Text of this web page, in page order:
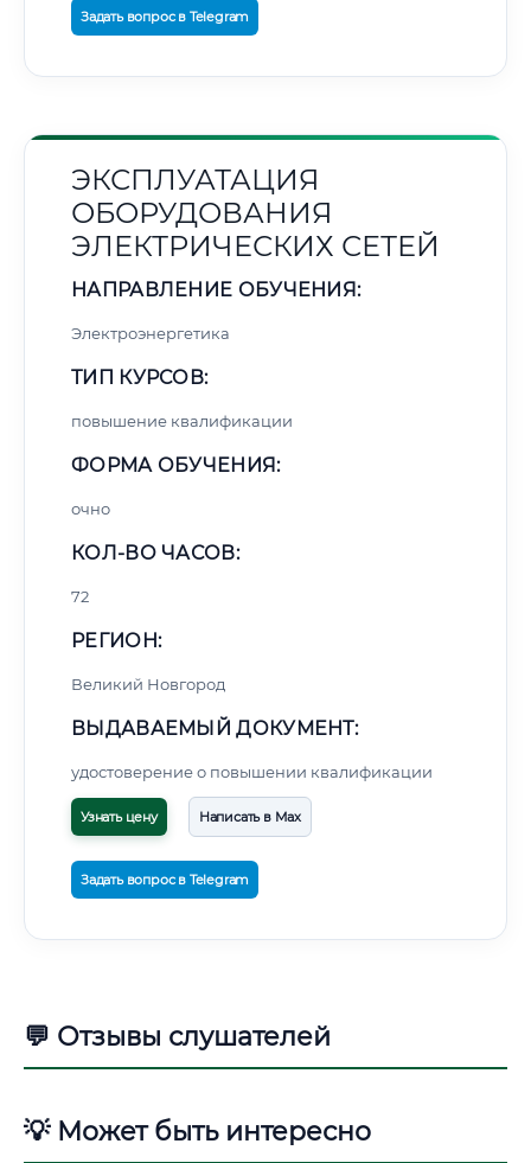
Задать вопрос в Telegram
ЭКСПЛУАТАЦИЯ
ОБОРУДОВАНИЯ
ЭЛЕКТРИЧЕСКИХ СЕТЕЙ
НАПРАВЛЕНИЕ ОБУЧЕНИЯ:
Электроэнергетика
ТИП КУРСОВ:
повышение квалификации
ФОРМА ОБУЧЕНИЯ:
очно
КОЛ-ВО ЧАСОВ:
72
РЕГИОН:
Великий Новгород
ВЫДАВАЕМЫЙ ДОКУМЕНТ:
удостоверение о повышении квалификации
Узнать цену Написать в Max
Задать вопрос в Telegram
💬 Отзывы слушателей
💡 Может быть интересно